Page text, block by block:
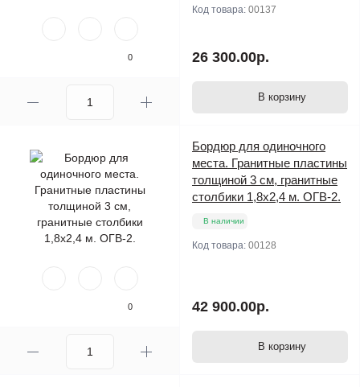
0
Код товара: 00137
26 300.00р.
В корзину
0
Бордюр для одиночного
места. Гранитные пластины
толщиной 3 см, гранитные
столбики 1,8х2,4 м. ОГВ-2.
В наличии
Код товара: 00128
42 900.00р.
В корзину